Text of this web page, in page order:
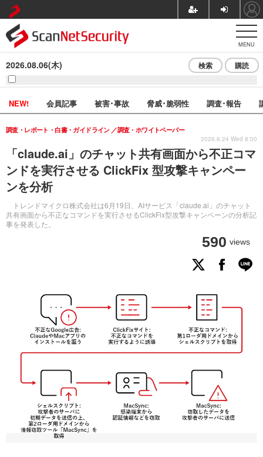
MENU
2026.08.06(木) 検索 購読
NEW! 会員記事 被害･事故 脅威･脆弱性 調査･報告
「claude.ai」のチャット共有画面から不正コマ
ンドを実行させる ClickFix 型攻撃キャンペー
ンを分析
トレンドマイクロ株式会社は6月19日、AIサービス「claude.ai」のチャット
共有画面から不正なコマンドを実行させるClickFix型攻撃キャンペーンの分析記
事を発表した。
調査・レポート・白書・ガイドライン 調査・ホワイトペーパー
590 views
2026.6.24 Wed 8:00